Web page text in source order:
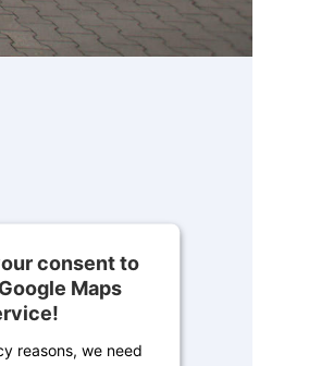
consent to
Maps
reasons, we need